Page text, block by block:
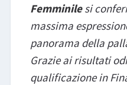
Femminilesi
massima
panorama della
Grazie ai risultati
qualificazione in